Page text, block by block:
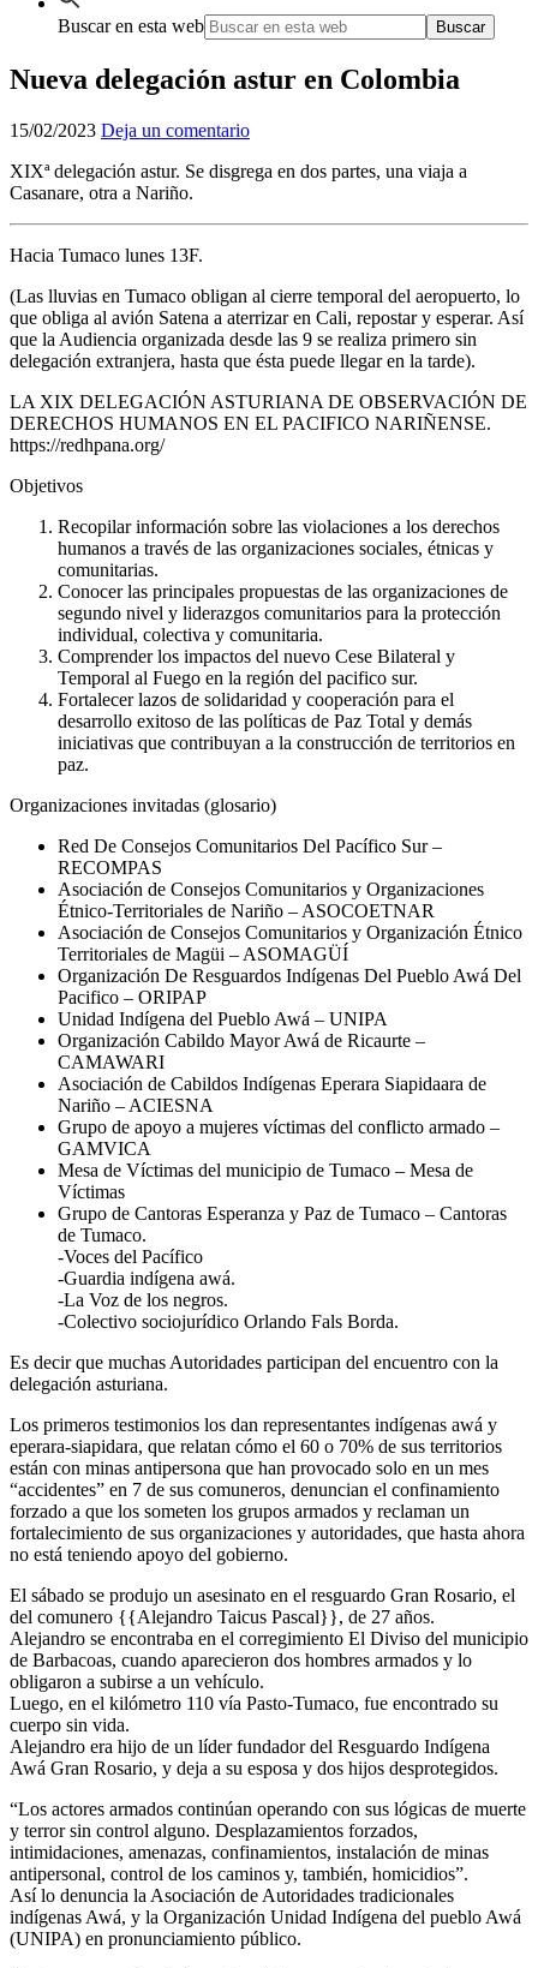
Buscar en esta web
Nueva delegación astur en Colombia
15/02/2023 Deja un comentario
XIXª delegación astur. Se disgrega en dos partes, una viaja a
Casanare, otra a Nariño.
Hacia Tumaco lunes 13F.
(Las lluvias en Tumaco obligan al cierre temporal del aeropuerto, lo
que obliga al avión Satena a aterrizar en Cali, repostar y esperar. Así
que la Audiencia organizada desde las 9 se realiza primero sin
delegación extranjera, hasta que ésta puede llegar en la tarde).
LA XIX DELEGACIÓN ASTURIANA DE OBSERVACIÓN DE
DERECHOS HUMANOS EN EL PACIFICO NARIÑENSE.
https://redhpana.org/
Objetivos
Recopilar información sobre las violaciones a los derechos
humanos a través de las organizaciones sociales, étnicas y
comunitarias.
Conocer las principales propuestas de las organizaciones de
segundo nivel y liderazgos comunitarios para la protección
individual, colectiva y comunitaria.
Comprender los impactos del nuevo Cese Bilateral y
Temporal al Fuego en la región del pacifico sur.
Fortalecer lazos de solidaridad y cooperación para el
desarrollo exitoso de las políticas de Paz Total y demás
iniciativas que contribuyan a la construcción de territorios en
paz.
Organizaciones invitadas (glosario)
Red De Consejos Comunitarios Del Pacífico Sur –
RECOMPAS
Asociación de Consejos Comunitarios y Organizaciones
Étnico-Territoriales de Nariño – ASOCOETNAR
Asociación de Consejos Comunitarios y Organización Étnico
Territoriales de Magüi – ASOMAGÜÍ
Organización De Resguardos Indígenas Del Pueblo Awá Del
Pacifico – ORIPAP
Unidad Indígena del Pueblo Awá – UNIPA
Organización Cabildo Mayor Awá de Ricaurte –
CAMAWARI
Asociación de Cabildos Indígenas Eperara Siapidaara de
Nariño – ACIESNA
Grupo de apoyo a mujeres víctimas del conflicto armado –
GAMVICA
Mesa de Víctimas del municipio de Tumaco – Mesa de
Víctimas
Grupo de Cantoras Esperanza y Paz de Tumaco – Cantoras
de Tumaco.
-Voces del Pacífico
-Guardia indígena awá.
-La Voz de los negros.
-Colectivo sociojurídico Orlando Fals Borda.
Es decir que muchas Autoridades participan del encuentro con la
delegación asturiana.
Los primeros testimonios los dan representantes indígenas awá y
eperara-siapidara, que relatan cómo el 60 o 70% de sus territorios
están con minas antipersona que han provocado solo en un mes
“accidentes” en 7 de sus comuneros, denuncian el confinamiento
forzado a que los someten los grupos armados y reclaman un
fortalecimiento de sus organizaciones y autoridades, que hasta ahora
no está teniendo apoyo del gobierno.
El sábado se produjo un asesinato en el resguardo Gran Rosario, el
del comunero {{Alejandro Taicus Pascal}}, de 27 años.
Alejandro se encontraba en el corregimiento El Diviso del municipio
de Barbacoas, cuando aparecieron dos hombres armados y lo
obligaron a subirse a un vehículo.
Luego, en el kilómetro 110 vía Pasto-Tumaco, fue encontrado su
cuerpo sin vida.
Alejandro era hijo de un líder fundador del Resguardo Indígena
Awá Gran Rosario, y deja a su esposa y dos hijos desprotegidos.
“Los actores armados continúan operando con sus lógicas de muerte
y terror sin control alguno. Desplazamientos forzados,
intimidaciones, amenazas, confinamientos, instalación de minas
antipersonal, control de los caminos y, también, homicidios”.
Así lo denuncia la Asociación de Autoridades tradicionales
indígenas Awá, y la Organización Unidad Indígena del pueblo Awá
(UNIPA) en pronunciamiento público.